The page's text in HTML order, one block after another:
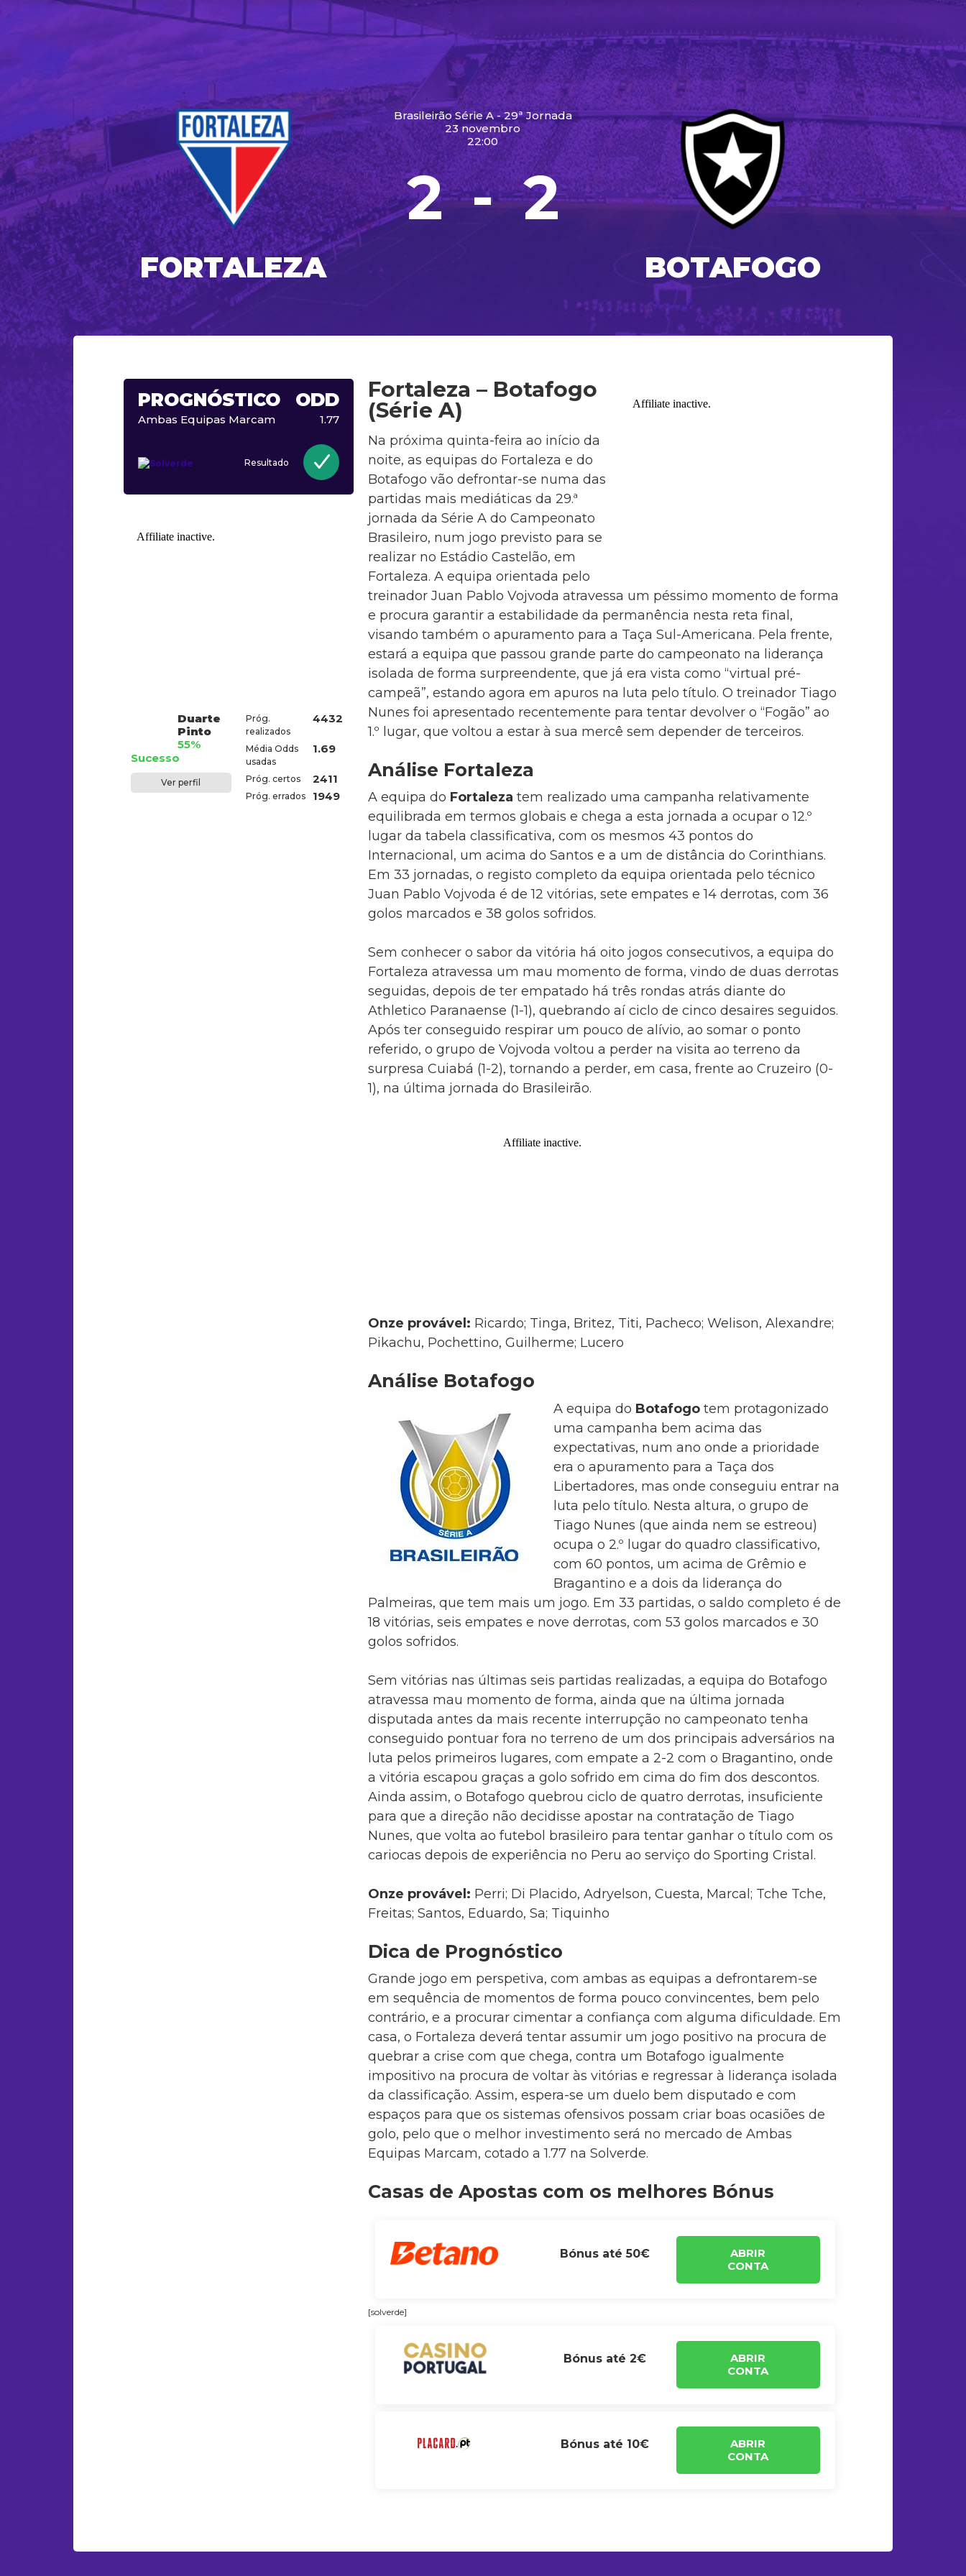
FORTALEZA
Brasileirão Série A - 29ª Jornada
23 novembro
22:00
2 - 2
BOTAFOGO
PROGNÓSTICO ODD
Ambas Equipas Marcam 1.77
Resultado
Duarte
Pinto
55%
Sucesso
Ver perfil
Próg.
realizados
4432
Média Odds
usadas
1.69
Próg. certos 2411
Próg. errados 1949
Fortaleza – Botafogo
(Série A)
Na próxima quinta-feira ao início da
noite, as equipas do Fortaleza e do
Botafogo vão defrontar-se numa das
partidas mais mediáticas da 29.ª
jornada da Série A do Campeonato
Brasileiro, num jogo previsto para se
realizar no Estádio Castelão, em
Fortaleza. A equipa orientada pelo
treinador Juan Pablo Vojvoda atravessa um péssimo momento de forma
e procura garantir a estabilidade da permanência nesta reta final,
visando também o apuramento para a Taça Sul-Americana. Pela frente,
estará a equipa que passou grande parte do campeonato na liderança
isolada de forma surpreendente, que já era vista como “virtual pré-
campeã”, estando agora em apuros na luta pelo título. O treinador Tiago
Nunes foi apresentado recentemente para tentar devolver o “Fogão” ao
1.º lugar, que voltou a estar à sua mercê sem depender de terceiros.
Análise Fortaleza
A equipa do Fortaleza tem realizado uma campanha relativamente
equilibrada em termos globais e chega a esta jornada a ocupar o 12.º
lugar da tabela classificativa, com os mesmos 43 pontos do
Internacional, um acima do Santos e a um de distância do Corinthians.
Em 33 jornadas, o registo completo da equipa orientada pelo técnico
Juan Pablo Vojvoda é de 12 vitórias, sete empates e 14 derrotas, com 36
golos marcados e 38 golos sofridos.
Sem conhecer o sabor da vitória há oito jogos consecutivos, a equipa do
Fortaleza atravessa um mau momento de forma, vindo de duas derrotas
seguidas, depois de ter empatado há três rondas atrás diante do
Athletico Paranaense (1-1), quebrando aí ciclo de cinco desaires seguidos.
Após ter conseguido respirar um pouco de alívio, ao somar o ponto
referido, o grupo de Vojvoda voltou a perder na visita ao terreno da
surpresa Cuiabá (1-2), tornando a perder, em casa, frente ao Cruzeiro (0-
1), na última jornada do Brasileirão.
Onze provável: Ricardo; Tinga, Britez, Titi, Pacheco; Welison, Alexandre;
Pikachu, Pochettino, Guilherme; Lucero
Análise Botafogo
A equipa do Botafogo tem protagonizado
uma campanha bem acima das
expectativas, num ano onde a prioridade
era o apuramento para a Taça dos
Libertadores, mas onde conseguiu entrar na
luta pelo título. Nesta altura, o grupo de
Tiago Nunes (que ainda nem se estreou)
ocupa o 2.º lugar do quadro classificativo,
com 60 pontos, um acima de Grêmio e
Bragantino e a dois da liderança do
Palmeiras, que tem mais um jogo. Em 33 partidas, o saldo completo é de
18 vitórias, seis empates e nove derrotas, com 53 golos marcados e 30
golos sofridos.
Sem vitórias nas últimas seis partidas realizadas, a equipa do Botafogo
atravessa mau momento de forma, ainda que na última jornada
disputada antes da mais recente interrupção no campeonato tenha
conseguido pontuar fora no terreno de um dos principais adversários na
luta pelos primeiros lugares, com empate a 2-2 com o Bragantino, onde
a vitória escapou graças a golo sofrido em cima do fim dos descontos.
Ainda assim, o Botafogo quebrou ciclo de quatro derrotas, insuficiente
para que a direção não decidisse apostar na contratação de Tiago
Nunes, que volta ao futebol brasileiro para tentar ganhar o título com os
cariocas depois de experiência no Peru ao serviço do Sporting Cristal.
Onze provável: Perri; Di Placido, Adryelson, Cuesta, Marcal; Tche Tche,
Freitas; Santos, Eduardo, Sa; Tiquinho
Dica de Prognóstico
Grande jogo em perspetiva, com ambas as equipas a defrontarem-se
em sequência de momentos de forma pouco convincentes, bem pelo
contrário, e a procurar cimentar a confiança com alguma dificuldade. Em
casa, o Fortaleza deverá tentar assumir um jogo positivo na procura de
quebrar a crise com que chega, contra um Botafogo igualmente
impositivo na procura de voltar às vitórias e regressar à liderança isolada
da classificação. Assim, espera-se um duelo bem disputado e com
espaços para que os sistemas ofensivos possam criar boas ocasiões de
golo, pelo que o melhor investimento será no mercado de Ambas
Equipas Marcam, cotado a 1.77 na Solverde.
Casas de Apostas com os melhores Bónus
Bónus até 50€
ABRIR
CONTA
[solverde]
Bónus até 2€
ABRIR
CONTA
Bónus até 10€
ABRIR
CONTA